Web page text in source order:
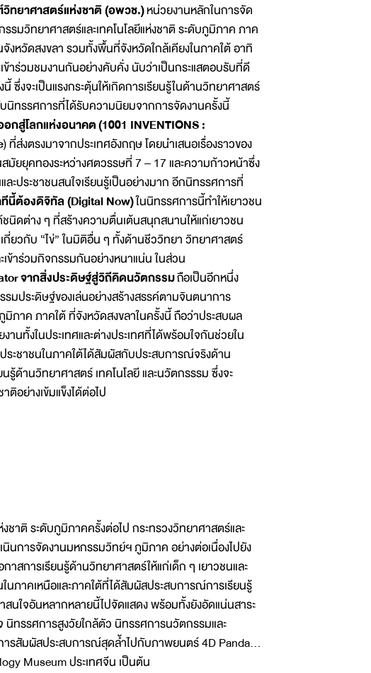
ทยาศาสตร์แห่งชาติ (อพวช.)หน่วยงานหลักในการจัด
รมวิทยาศาสตร์และเทคโนโลยีแห่งชาติ ระดับภูมิภาค ภาค
งหวัดสงขลา รวมทั้งพื้นที่จังหวัดใกล้เคียงในภาคใต้ อาทิ
าร่วมชมงานกันอย่างคับคั่ง นับว่าเป็นกระแสตอบรับที่ดี
งจะเป็นแรงกระตุ้นให้เกิดการเรียนรู้ในด้านวิทยาศาสตร์
นิทรรศการที่ได้รับความนิยมจากการจัดงานครั้งนี้
กสู่โลกแห่งอนาคต(1001 INVENTIONS :
) ที่ส่งตรงมาจากประเทศอังกฤษ โดยนำเสนอเรื่องราวของ
ยยุคทองระหว่างศตวรรษที่ 7 – 17 และความก้าวหน้าซึ่ง
ะประชาชนสนใจเรียนรู้เป็นอย่างมาก อีกนิทรรศการที่
นี้ต้องดิจิทัล (Digital Now)ในนิทรรศการนี้ทำให้เยาวชน
นิดต่าง ๆ ที่สร้างความตื่นเต้นสนุกสนานให้แก่เยาวชน
กี่ยวกับ “ไข่” ในมิติอื่น ๆ ทั้งด้านชีววิทยา วิทยาศาสตร์
เข้าร่วมกิจกรรมกันอย่างหนาแน่น ในส่วน
จากสิ่งประดิษฐ์สู่วิถีคิดนวัตกรรมถือเป็นอีกหนึ่ง
มประดิษฐ์ของเล่นอย่างสร้างสรรค์ตามจินตนาการ
ภาค ภาคใต้ ที่จังหวัดสงขลาในครั้งนี้ ถือว่าประสบผล
ทั้งในประเทศและต่างประเทศที่ได้พร้อมใจกันช่วยใน
ประชาชนในภาคใต้ได้สัมผัสกับประสบการณ์จริงด้าน
รู้ด้านวิทยาศาสตร์ เทคโนโลยี และนวัตกรรรม ซึ่งจะ
าติอย่างเข้มแข็งได้ต่อไป
ติ ระดับภูมิภาคครั้งต่อไป กระทรวงวิทยาศาสตร์และ
นการจัดงานมหกรรมวิทย์ฯ ภูมิภาค อย่างต่อเนื่องไปยัง
าสการเรียนรู้ด้านวิทยาศาสตร์ให้แก่เด็ก ๆ เยาวชนและ
นภาคเหนือและภาคใต้ที่ได้สัมผัสประสบการณ์การเรียนรู้
นใจอันหลากหลายนี้ไปจัดแสดง พร้อมทั้งยังอัดแน่นสาระ
ทรรศการสูงวัยใกล้ตัว นิทรรศการนวัตกรรมและ
ารสัมผัสประสบการณ์สุดล้ำไปกับภาพยนตร์ 4D Panda…
Museum ประเทศจีน เป็นต้น